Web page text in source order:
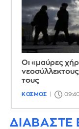
Οι «μαύρες
τους
ΚΟΣΜΟΣ
ΔΙΑΒΑΣΤΕ